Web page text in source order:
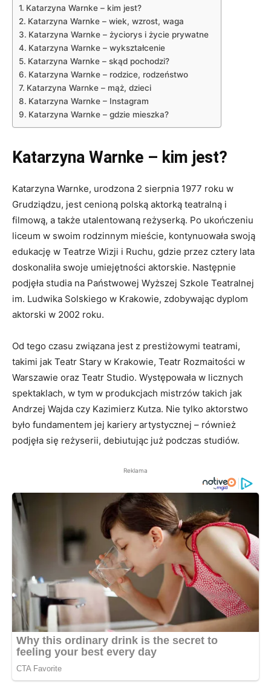
Katarzyna Warnke – kim jest?
Katarzyna Warnke – wiek, wzrost, waga
Katarzyna Warnke – życiorys i życie prywatne
Katarzyna Warnke – wykształcenie
Katarzyna Warnke – skąd pochodzi?
Katarzyna Warnke – rodzice, rodzeństwo
Katarzyna Warnke – mąż, dzieci
Katarzyna Warnke – Instagram
Katarzyna Warnke – gdzie mieszka?
Katarzyna Warnke – kim jest?
Katarzyna Warnke, urodzona 2 sierpnia 1977 roku w
Grudziądzu, jest cenioną polską aktorką teatralną i
filmową, a także utalentowaną reżyserką. Po ukończeniu
liceum w swoim rodzinnym mieście, kontynuowała swoją
edukację w Teatrze Wizji i Ruchu, gdzie przez cztery lata
doskonaliła swoje umiejętności aktorskie. Następnie
podjęła studia na Państwowej Wyższej Szkole Teatralnej
im. Ludwika Solskiego w Krakowie, zdobywając dyplom
aktorski w 2002 roku.
Od tego czasu związana jest z prestiżowymi teatrami,
takimi jak Teatr Stary w Krakowie, Teatr Rozmaitości w
Warszawie oraz Teatr Studio. Występowała w licznych
spektaklach, w tym w produkcjach mistrzów takich jak
Andrzej Wajda czy Kazimierz Kutza. Nie tylko aktorstwo
było fundamentem jej kariery artystycznej – również
podjęła się reżyserii, debiutując już podczas studiów.
Reklama